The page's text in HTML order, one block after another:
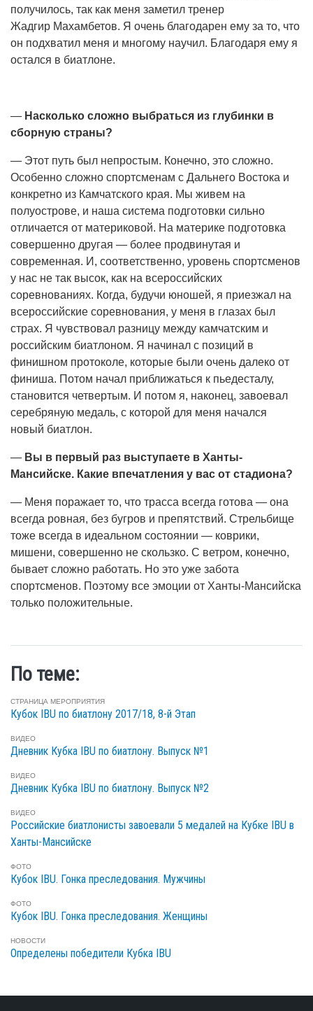
получилось, так как меня заметил тренер
Жадгир Махамбетов. Я очень благодарен ему за то, что
он подхватил меня и многому научил. Благодаря ему я
остался в биатлоне.
— Насколько сложно выбраться из глубинки в
сборную страны?
— Этот путь был непростым. Конечно, это сложно.
Особенно сложно спортсменам с Дальнего Востока и
конкретно из Камчатского края. Мы живем на
полуострове, и наша система подготовки сильно
отличается от материковой. На материке подготовка
совершенно другая — более продвинутая и
современная. И, соответственно, уровень спортсменов
у нас не так высок, как на всероссийских
соревнованиях. Когда, будучи юношей, я приезжал на
всероссийские соревнования, у меня в глазах был
страх. Я чувствовал разницу между камчатским и
российским биатлоном. Я начинал с позиций в
финишном протоколе, которые были очень далеко от
финиша. Потом начал приближаться к пьедесталу,
становится четвертым. И потом я, наконец, завоевал
серебряную медаль, с которой для меня начался
новый биатлон.
— Вы в первый раз выступаете в Ханты-
Мансийске. Какие впечатления у вас от стадиона?
— Меня поражает то, что трасса всегда готова — она
всегда ровная, без бугров и препятствий. Стрельбище
тоже всегда в идеальном состоянии — коврики,
мишени, совершенно не скользко. С ветром, конечно,
бывает сложно работать. Но это уже забота
спортсменов. Поэтому все эмоции от Ханты-Мансийска
только положительные.
По теме:
СТРАНИЦА МЕРОПРИЯТИЯ
Кубок IBU по биатлону 2017/18, 8-й Этап
ВИДЕО
Дневник Кубка IBU по биатлону. Выпуск №1
ВИДЕО
Дневник Кубка IBU по биатлону. Выпуск №2
ВИДЕО
Российские биатлонисты завоевали 5 медалей на Кубке IBU в
Ханты-Мансийске
ФОТО
Кубок IBU. Гонка преследования. Мужчины
ФОТО
Кубок IBU. Гонка преследования. Женщины
НОВОСТИ
Определены победители Кубка IBU